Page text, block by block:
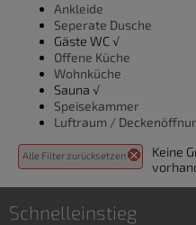
Ankleide
Seperate Dusche
Gäste WC √
Offene Küche
Wohnküche
Sauna √
Speisekammer
Luftraum /
Alle Filter zurücksetzen
Keine
Schnelleinstieg